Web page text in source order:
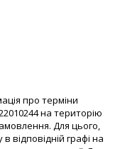
про терміни
на територію
Для цього,
графі на